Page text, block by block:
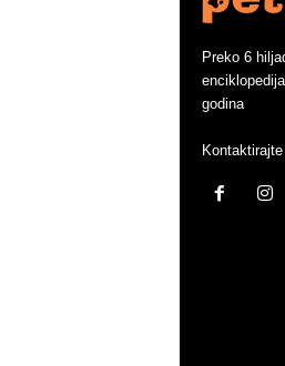
Preko 6
godina